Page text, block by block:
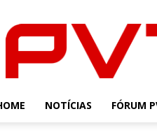
NOTÍCIAS FÓRUM